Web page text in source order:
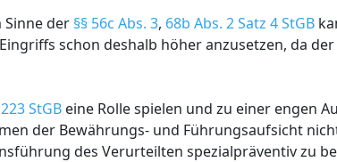
Sinne der §§ 56c Abs. 3, 68b Abs. 2 Satz 4 StGB
schon deshalb höher anzusetzen, da
StGB eine Rolle spielen und zu einer engen
der Bewährungs- und Führungsaufsicht
des Verurteilten spezialpräventiv zu